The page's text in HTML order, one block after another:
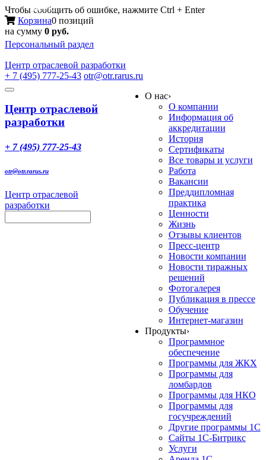
Чтобы сообщить об ошибке, нажмите Ctrl + Enter
Корзина0 позиций
на сумму 0 руб.
Персональный раздел
Центр отраслевой разработки
+ 7 (495) 777-25-43 otr@otr.rarus.ru
Toggle
Меню
Центр отраслевой
разработки
+ 7 (495) 777-25-43
otr@otr.rarus.ru
Центр отраслевой
разработки
О нас›
О компании
Информация об
аккредитации
История
Сертификаты
Все товары и услуги
Работа
Вакансии
Преддипломная
практика
Ценности
Жизнь
Отзывы клиентов
Пресс-центр
Новости компании
Новости тиражных
решений
Фотогалерея
Публикация в прессе
Обучение
Интернет-магазин
Продукты›
Программное
обеспечение
Программы для ЖКХ
Программы для
ломбардов
Программы для НКО
Программы для
госучреждений
Другие программы 1С
Сайты 1С-Битрикс
Услуги